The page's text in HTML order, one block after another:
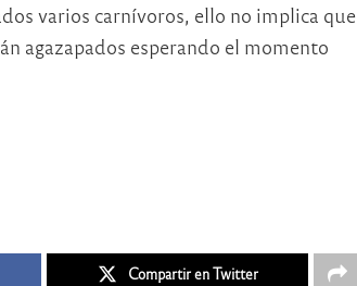
varios carnívoros, ello no implica que
agazapados esperando el momento
Compartir en Twitter